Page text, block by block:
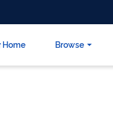
Home Browse